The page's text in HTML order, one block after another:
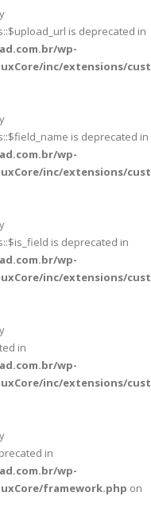
is deprecated in
wp-
inc/extensions/
is deprecated in
wp-
inc/extensions/
is deprecated in
wp-
inc/extensions/
in
wp-
inc/extensions/
in
wp-
framework.php on